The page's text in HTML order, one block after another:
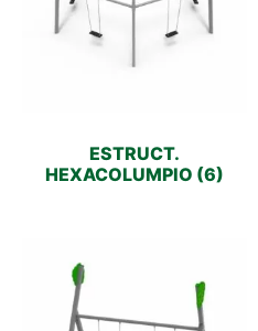
ESTRUCT.
HEXACOLUMPIO (6)